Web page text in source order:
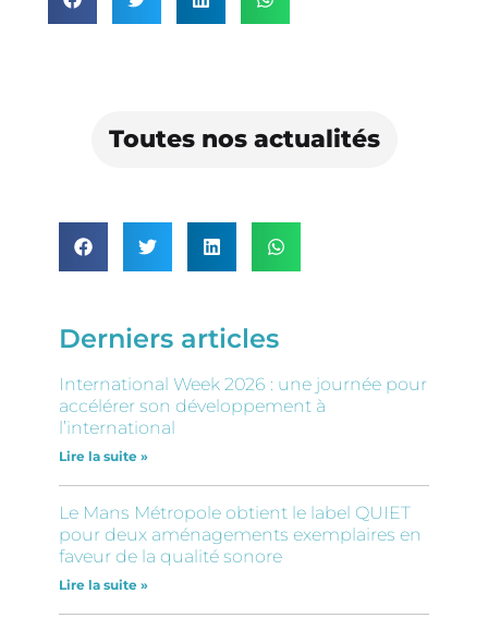
Toutes nos actualités
Derniers articles
International Week 2026 : une journée pour
accélérer son développement à
l’international
Lire la suite »
Le Mans Métropole obtient le label QUIET
pour deux aménagements exemplaires en
faveur de la qualité sonore
Lire la suite »